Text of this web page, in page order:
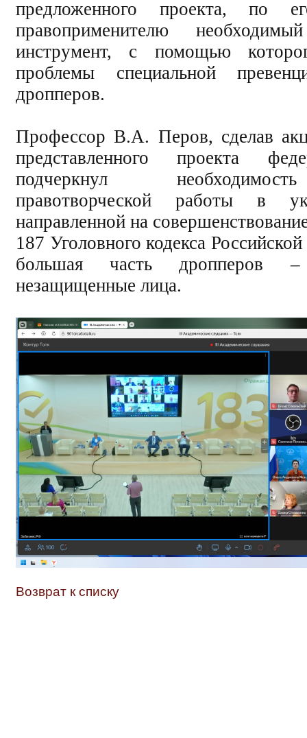
предложенного проекта, по
правоприменителю
инструмент, с помощью
проблемы специальной
дропперов.
Профессор В.А. Перов, сделав
представленного проекта
подчеркнул
правотворческой работы в
направленной на
187 Уголовного кодекса
большая часть дропперов
незащищенные лица.
Возврат к списку